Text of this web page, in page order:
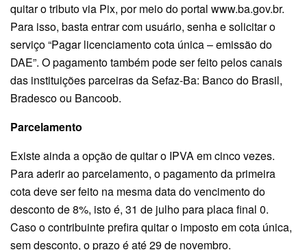
quitar o tributo via Pix, por meio do portal www.ba.gov.br.
Para isso, basta entrar com usuário, senha e solicitar o
serviço “Pagar licenciamento cota única – emissão do
DAE”. O pagamento também pode ser feito pelos canais
das instituições parceiras da Sefaz-Ba: Banco do Brasil,
Bradesco ou Bancoob.
Parcelamento
Existe ainda a opção de quitar o IPVA em cinco vezes.
Para aderir ao parcelamento, o pagamento da primeira
cota deve ser feito na mesma data do vencimento do
desconto de 8%, isto é, 31 de julho para placa final 0.
Caso o contribuinte prefira quitar o imposto em cota única,
sem desconto, o prazo é até 29 de novembro.